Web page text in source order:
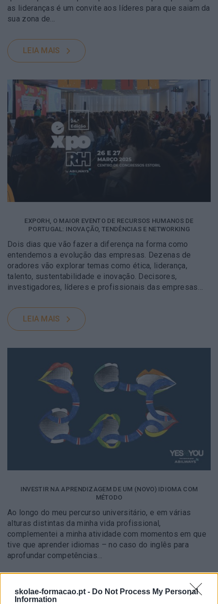
skolae-formacao.pt - Do Not Process My Personal
Information
as lideranças é um convite aos líderes para que saiam da
sua zona de…
LEIA MAIS
EXPORH, O MAIOR EVENTO DE RECURSOS HUMANOS DE
PORTUGAL: INOVAÇÃO, TENDÊNCIAS E NETWORKING
Dois dias que vão fazer a diferença na forma como
entendemos a evolução das empresas. Dezenas de
oradores vão explorar temas como ética, liderança,
talento, sustentabilidade e inovação. Decisores,
investigadores, líderes e profissionais das empresas…
LEIA MAIS
INVESTIR NA APRENDIZAGEM DE UM (NOVO) IDIOMA COM
MÉTODO
Ao longo do meu percurso universitário, e em várias
alturas distintas da minha vida profissional,
complementei a minha atividade com momentos em que
tive que aprender idiomas – no caso do inglês para
aprofundar competências…
LEIA MAIS